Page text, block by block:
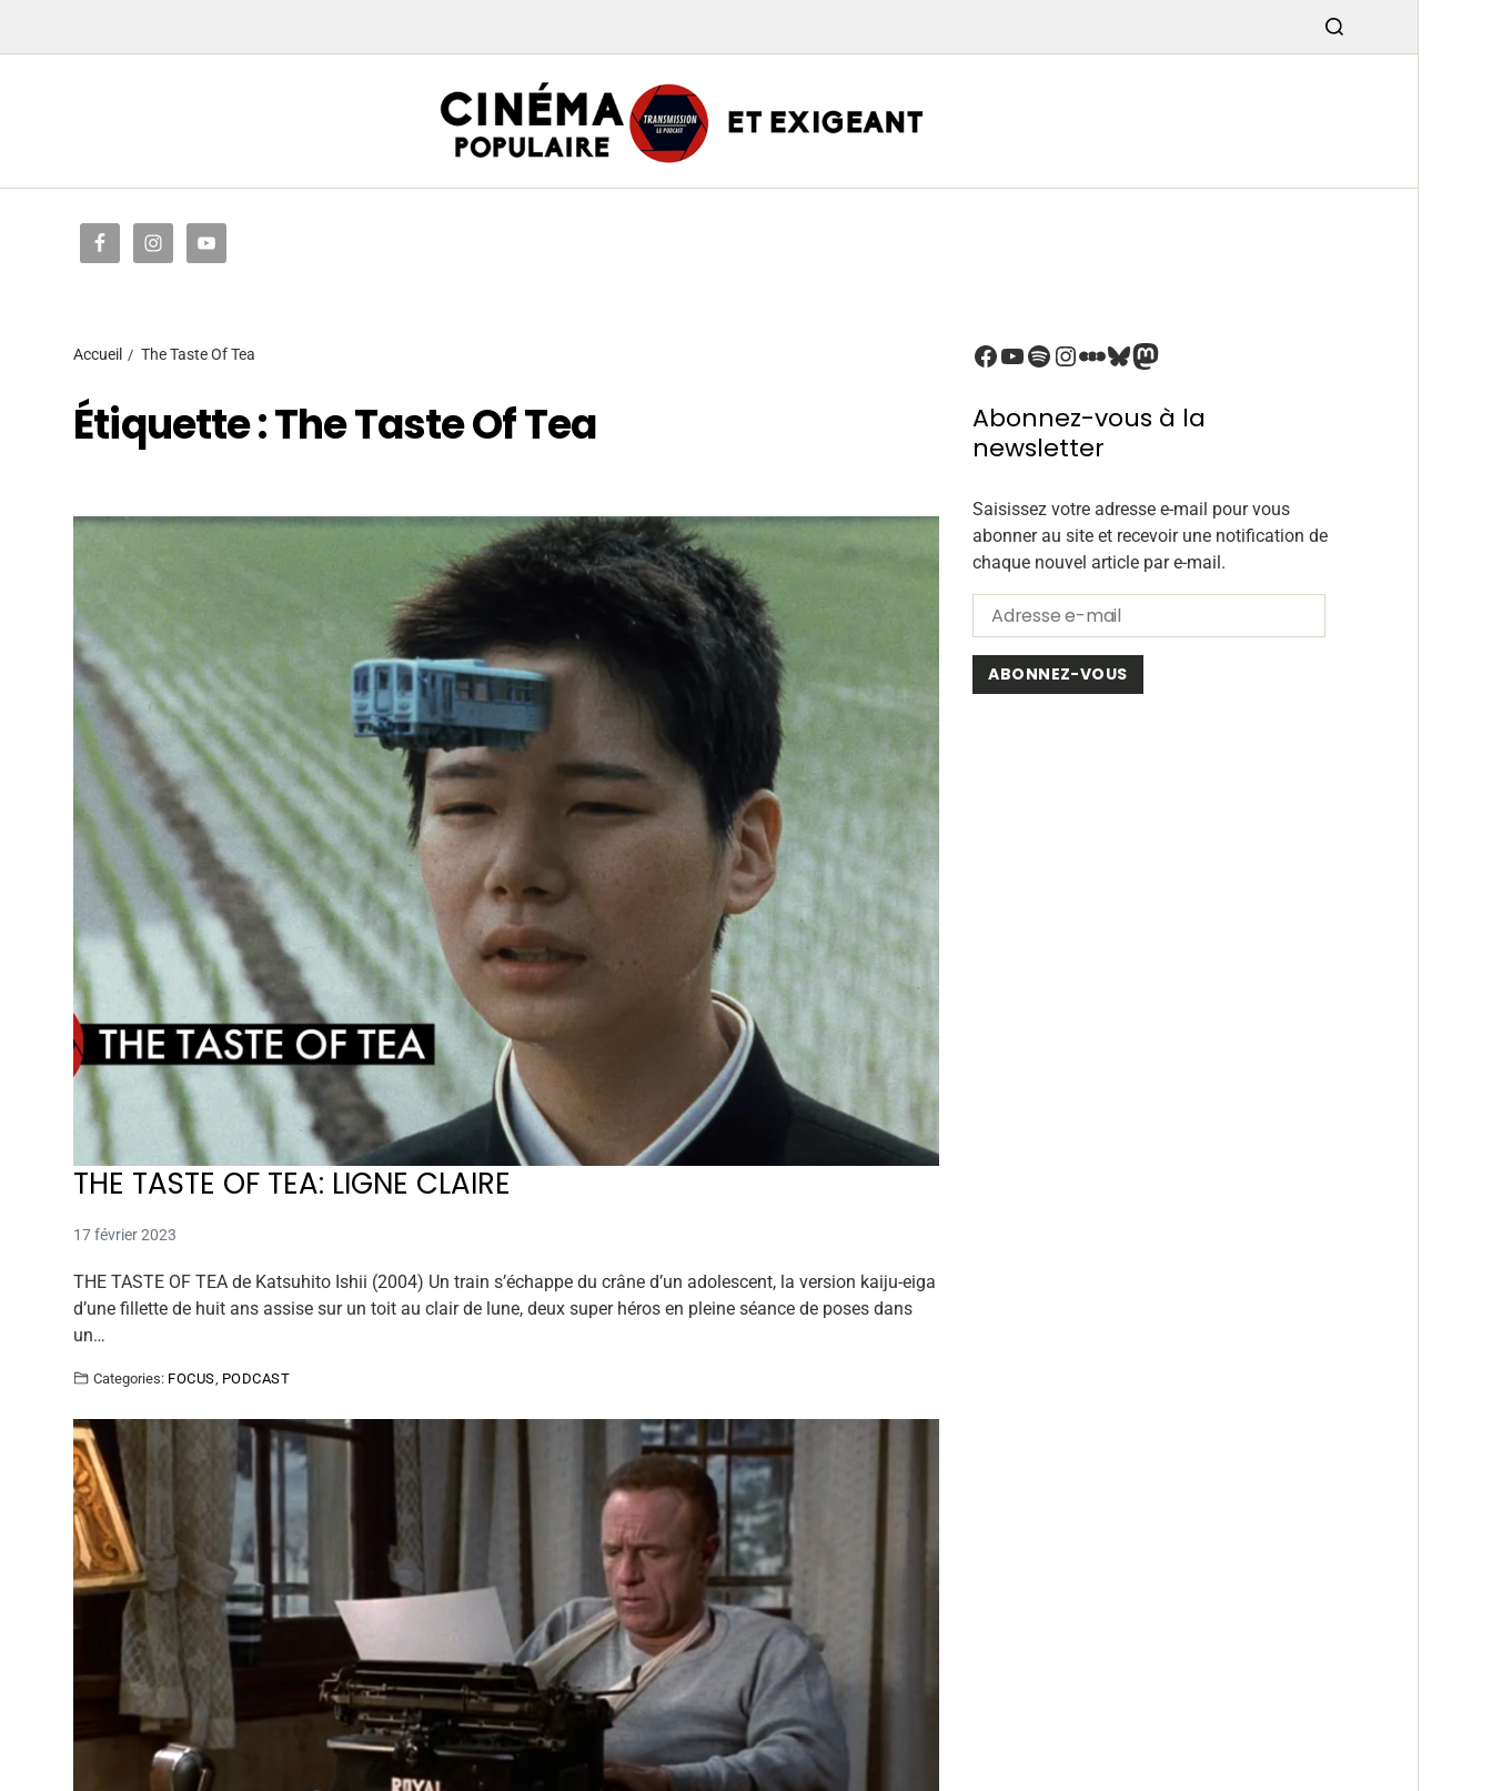
TRANSMISSIO
Accueil The Taste Of Tea
Étiquette :The Taste Of Tea
THE TASTE OF TEA: LIGNE CLAIRE
17 février 2023
THE TASTE OF TEA de Katsuhito Ishii (2004) Un train s’échappe du crâne d’un adolescent, la version kaiju-eiga
d’une fillette de huit ans assise sur un toit au clair de lune, deux super héros en pleine séance de poses dans
un…
Categories: FOCUS PODCAST
Abonnez-vous à la
newsletter
Saisissez votre adresse e-mail pour vous
abonner au site et recevoir une notification de
chaque nouvel article par e-mail.
ABONNEZ-VOUS